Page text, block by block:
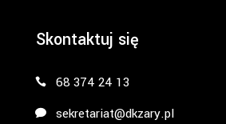
Skontaktuj się
68 374 24 13
sekretariat@dkzary.pl